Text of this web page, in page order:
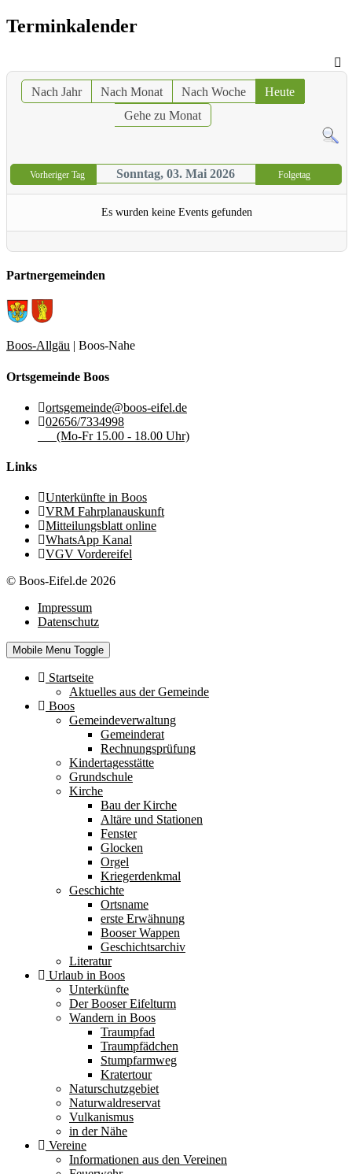
Terminkalender
Nach Jahr Nach Monat Nach Woche
Heute
Gehe zu Monat
Vorheriger Tag Sonntag, 03. Mai 2026 Folgetag
Es wurden keine Events gefunden
Partnergemeinden
Boos-Allgäu | Boos-Nahe
Ortsgemeinde Boos
ortsgemeinde@boos-eifel.de
02656/7334998
(Mo-Fr 15.00 - 18.00 Uhr)
Links
Unterkünfte in Boos
VRM Fahrplanauskunft
Mitteilungsblatt online
WhatsApp Kanal
VGV Vordereifel
© Boos-Eifel.de 2026
Impressum
Datenschutz
Mobile Menu Toggle
Startseite
Aktuelles aus der Gemeinde
Boos
Gemeindeverwaltung
Gemeinderat
Rechnungsprüfung
Kindertagesstätte
Grundschule
Kirche
Bau der Kirche
Altäre und Stationen
Fenster
Glocken
Orgel
Kriegerdenkmal
Geschichte
Ortsname
erste Erwähnung
Booser Wappen
Geschichtsarchiv
Literatur
Urlaub in Boos
Unterkünfte
Der Booser Eifelturm
Wandern in Boos
Traumpfad
Traumpfädchen
Stumpfarmweg
Kratertour
Naturschutzgebiet
Naturwaldreservat
Vulkanismus
in der Nähe
Vereine
Informationen aus den Vereinen